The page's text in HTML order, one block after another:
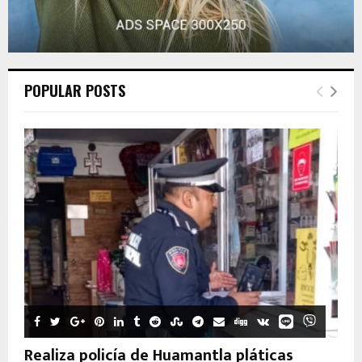
POPULAR POSTS
Realiza policía de Huamantla pláticas